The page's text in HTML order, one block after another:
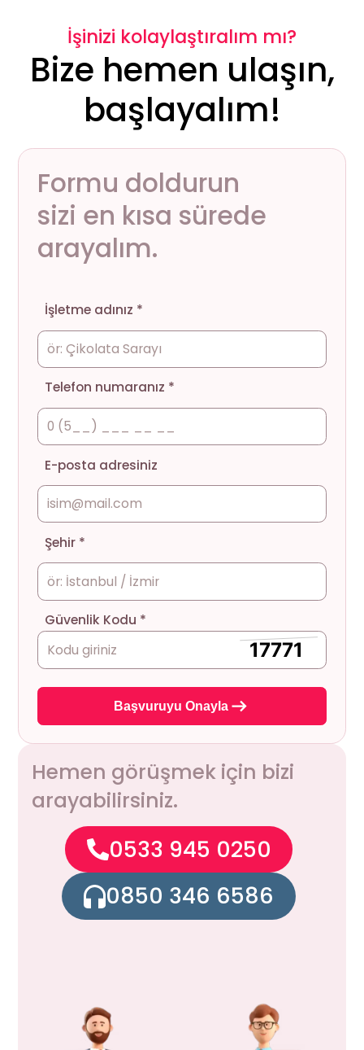
İşinizi kolaylaştıralım mı?
Bize hemen ulaşın,
başlayalım!
Formu doldurun
sizi en kısa sürede
arayalım.
İşletme adınız *
Telefon numaranız *
E-posta adresiniz
Şehir *
Güvenlik Kodu *
Başvuruyu Onayla
Hemen görüşmek için bizi
arayabilirsiniz.
0533 945 0250
0850 346 6586